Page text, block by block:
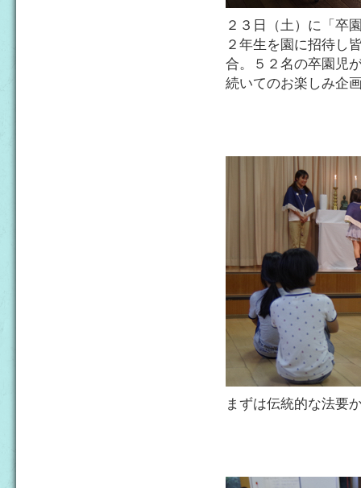
２３日（土）に「卒
２年生を園に招待し
合。５２名の卒園児
続いてのお楽しみ企
まずは伝統的な法要